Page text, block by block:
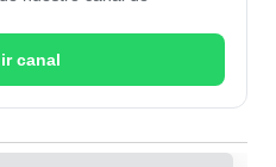
canal